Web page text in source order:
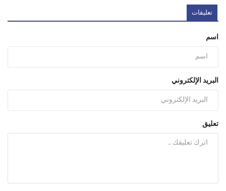
تعليقات
اسم
البريد الإلكتروني
تعليق